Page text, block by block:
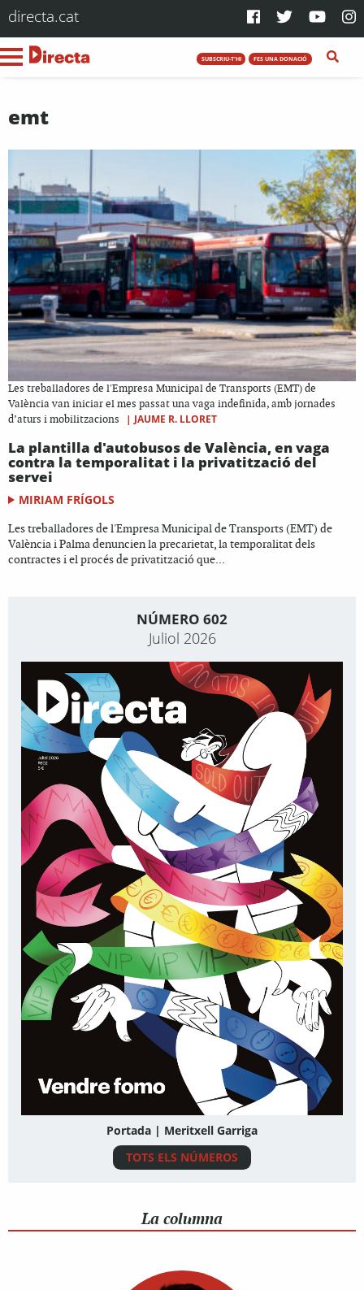
directa.cat
SUBSCRIU-T'HI FES UNA DONACIÓ
emt
Les treballadores de l'Empresa Municipal de Transports (EMT) de
València van iniciar el mes passat una vaga indefinida, amb jornades
d’aturs i mobilitzacions
| JAUME R. LLORET
La plantilla d'autobusos de València, en vaga
contra la temporalitat i la privatització del
servei
MIRIAM FRÍGOLS
Les treballadores de l'Empresa Municipal de Transports (EMT) de
València i Palma denuncien la precarietat, la temporalitat dels
contractes i el procés de privatització que...
NÚMERO 602
Juliol 2026
Portada | Meritxell Garriga
TOTS ELS NÚMEROS
La columna